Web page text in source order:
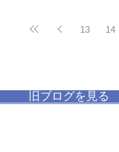
13 14
旧ブログを見